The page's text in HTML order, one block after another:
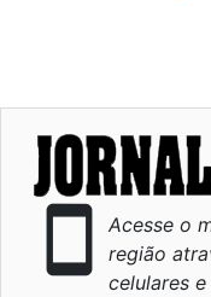
smartphone
Acesse o
região
celulares